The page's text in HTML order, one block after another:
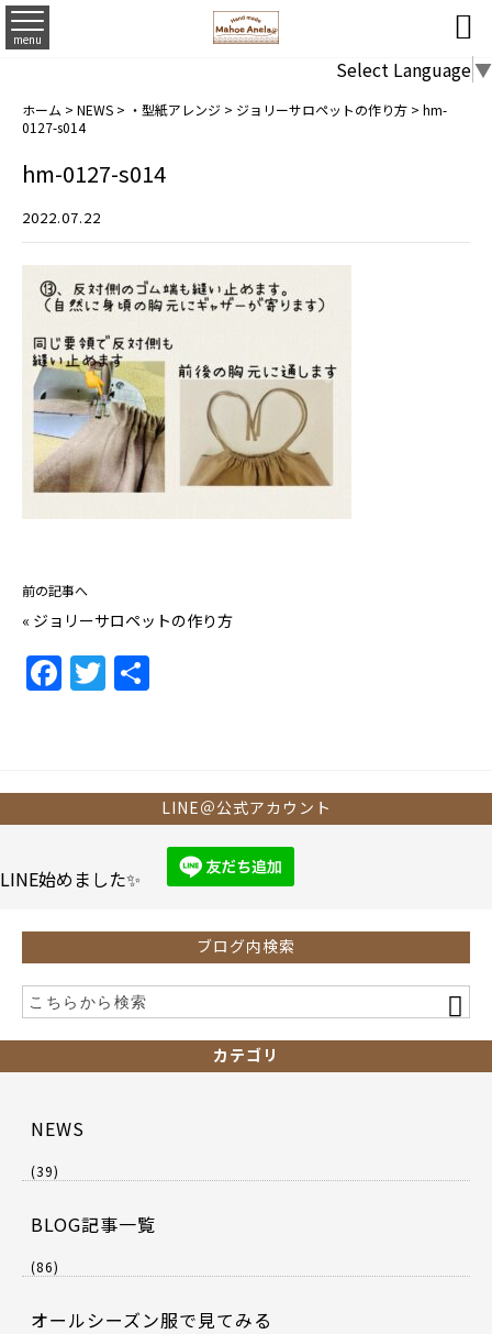
menu 
Select Language▼
ホーム > NEWS > ・型紙アレンジ > ジョリーサロペットの作り方 > hm-
0127-s014
hm-0127-s014
2022.07.22
前の記事へ
« ジョリーサロペットの作り方
F
a
b
o
k
T
w
LINE＠公式アカウント
LINE始めました✨
ブログ内検索
カテゴリ
NEWS
(39)
BLOG記事一覧
(86)
オールシーズン服で見てみる